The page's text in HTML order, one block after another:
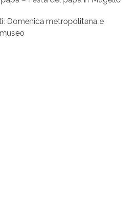
Domenica metropolitana e